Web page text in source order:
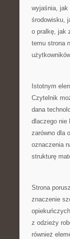
wyjaśnia, jak
środowisku,
o pralkę, jak
temu strona
Istotnym
Czytelnik
dana
dlaczego nie
zarówno dla
oznaczenia
strukturę
Strona
znaczenie
z odzieży
również